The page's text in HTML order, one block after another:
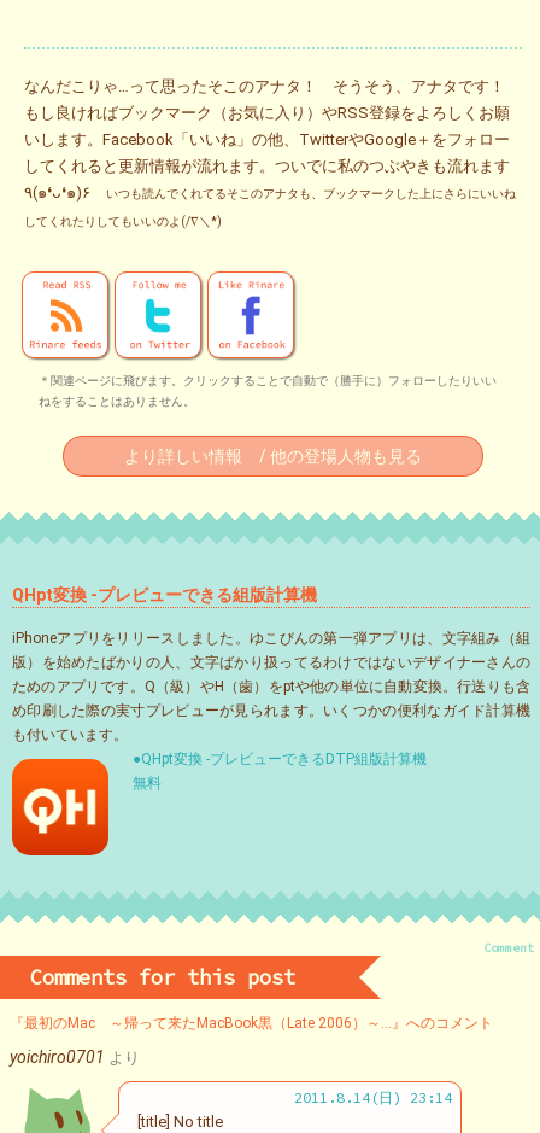
なんだこりゃ…って思ったそこのアナタ！ そうそう、アナタです！
もし良ければブックマーク（お気に入り）やRSS登録をよろしくお願
いします。Facebook「いいね」の他、TwitterやGoogle＋をフォロー
してくれると更新情報が流れます。ついでに私のつぶやきも流れます
٩(๑❛ᴗ❛๑)۶
いつも読んでくれてるそこのアナタも、ブックマークした上にさらにいいね
してくれたりしてもいいのよ(/∇＼*)
＊関連ページに飛びます。クリックすることで自動で（勝手に）フォローしたりいい
ねをすることはありません。
より詳しい情報 / 他の登場人物も見る
QHpt変換 -プレビューできる組版計算機
iPhoneアプリをリリースしました。ゆこびんの第一弾アプリは、文字組み（組
版）を始めたばかりの人、文字ばかり扱ってるわけではないデザイナーさんの
ためのアプリです。Q（級）やH（歯）をptや他の単位に自動変換。行送りも含
め印刷した際の実寸プレビューが見られます。いくつかの便利なガイド計算機
も付いています。
●QHpt変換 -プレビューできるDTP組版計算機
無料
Comment
Comments for this post
『最初のMac ～帰って来たMacBook黒（Late 2006）～…』へのコメント
yoichiro0701 より
2011.8.14(日) 23:14
[title] No title